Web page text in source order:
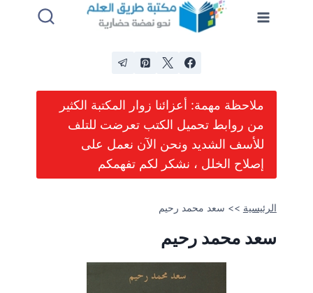
ملاحظة مهمة: أعزائنا زوار المكتبة الكثير
من روابط تحميل الكتب تعرضت للتلف
للأسف الشديد ونحن الآن نعمل على
إصلاح الخلل ، نشكر لكم تفهمكم
الرئيسية >> سعد محمد رحيم
سعد محمد رحيم